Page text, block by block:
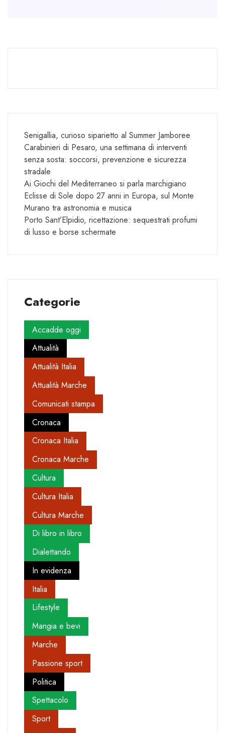
Senigallia, curioso siparietto al Summer Jamboree
Carabinieri di Pesaro, una settimana di interventi
senza sosta: soccorsi, prevenzione e sicurezza
stradale
Ai Giochi del Mediterraneo si parla marchigiano
Eclisse di Sole dopo 27 anni in Europa, sul Monte
Murano tra astronomia e musica
Porto Sant’Elpidio, ricettazione: sequestrati profumi
di lusso e borse schermate
Categorie
Accadde oggi
Attualità
Attualità Italia
Attualità Marche
Comunicati stampa
Cronaca
Cronaca Italia
Cronaca Marche
Cultura
Cultura Italia
Cultura Marche
Di libro in libro
Dialettando
In evidenza
Italia
Lifestyle
Mangia e bevi
Marche
Passione sport
Politica
Spettacolo
Sport